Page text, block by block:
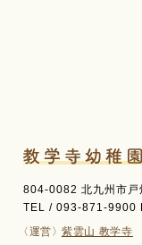
804-0082 北九州市
TEL / 093-871-9900
〈運営〉紫雲山 教学寺